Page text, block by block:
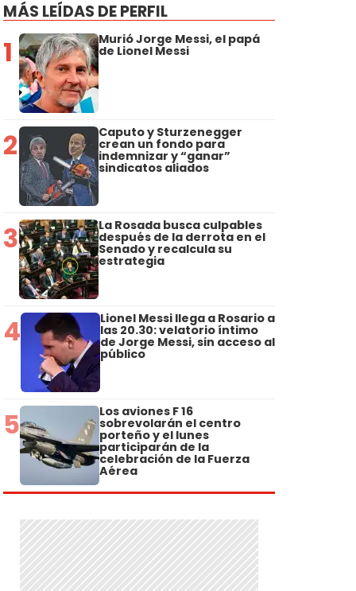
MÁS LEÍDAS DE PERFIL
1 Murió Jorge Messi, el papá
de Lionel Messi
2 Caputo y Sturzenegger
crean un fondo para
indemnizar y “ganar”
sindicatos aliados
3 La Rosada busca culpables
después de la derrota en el
Senado y recalcula su
estrategia
4 Lionel Messi llega a Rosario a
las 20.30: velatorio íntimo
de Jorge Messi, sin acceso al
público
5 Los aviones F 16
sobrevolarán el centro
porteño y el lunes
participarán de la
celebración de la Fuerza
Aérea